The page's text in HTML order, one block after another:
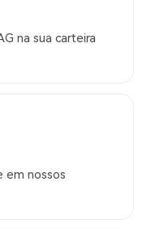
na sua carteira
em nossos